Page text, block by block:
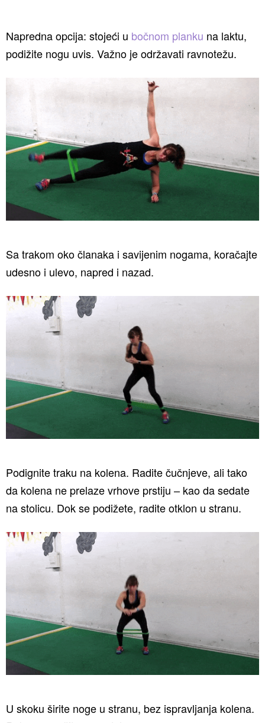
Napredna opcija: stojeći u bočnom planku na laktu,
podižite nogu uvis. Važno je održavati ravnotežu.
Sa trakom oko članaka i savijenim nogama, koračajte
udesno i ulevo, napred i nazad.
Podignite traku na kolena. Radite čučnjeve, ali tako
da kolena ne prelaze vrhove prstiju – kao da sedate
na stolicu. Dok se podižete, radite otklon u stranu.
U skoku širite noge u stranu, bez ispravljanja kolena.